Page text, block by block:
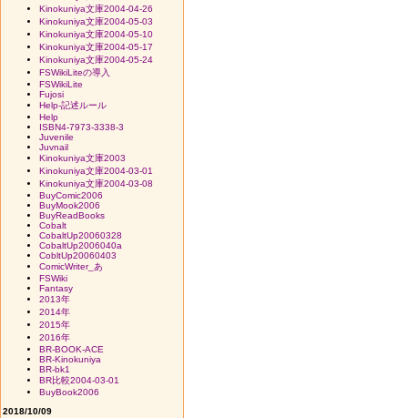
Kinokuniya文庫2004-04-26
Kinokuniya文庫2004-05-03
Kinokuniya文庫2004-05-10
Kinokuniya文庫2004-05-17
Kinokuniya文庫2004-05-24
FSWikiLiteの導入
FSWikiLite
Fujosi
Help-記述ルール
Help
ISBN4-7973-3338-3
Juvenile
Juvnail
Kinokuniya文庫2003
Kinokuniya文庫2004-03-01
Kinokuniya文庫2004-03-08
BuyComic2006
BuyMook2006
BuyReadBooks
Cobalt
CobaltUp20060328
CobaltUp2006040a
CobltUp20060403
ComicWriter_あ
FSWiki
Fantasy
2013年
2014年
2015年
2016年
BR-BOOK-ACE
BR-Kinokuniya
BR-bk1
BR比較2004-03-01
BuyBook2006
2018/10/09